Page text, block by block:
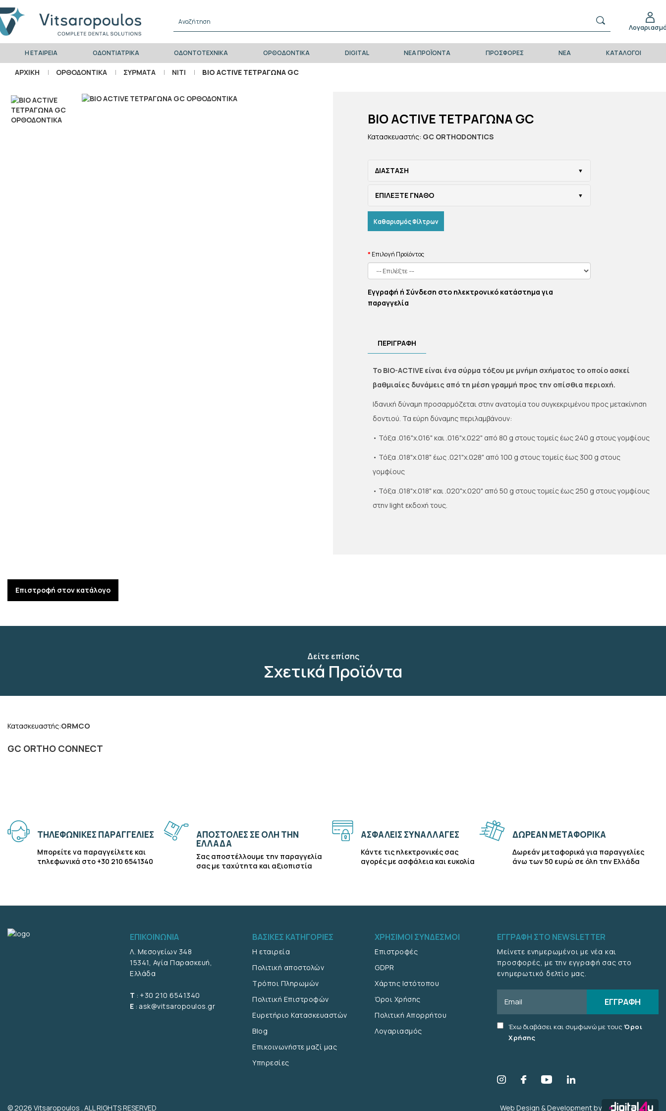
Η ΕΤΑΙΡΕΊΑ ΟΔΟΝΤΙΑΤΡΙΚΑ ΟΔΟΝΤΟΤΕΧΝΙΚΑ ΟΡΘΟΔΟΝΤΙΚΑ DIGITAL ΝΈΑ ΠΡΟΪΌΝΤΑ ΠΡΟΣΦΟΡΈΣ ΝΈΑ ΚΑΤΆΛΟΓΟΙ
ΑΡΧΙΚΉ ΟΡΘΟΔΟΝΤΙΚΑ ΣΥΡΜΑΤΑ NITI BIO ACTIVE ΤΕΤΡΑΓΩΝΑ GC
BIO ACTIVE ΤΕΤΡΑΓΩΝΑ GC
Κατασκευαστής: GC ORTHODONTICS
ΔΙΑΣΤΑΣΗ ▼
ΕΠΙΛΕΞΤΕ ΓΝΑΘΟ ▼
Καθαρισμός Φίλτρων
Επιλογή Προϊόντος
Εγγραφή ή Σύνδεση στο ηλεκτρονικό κατάστημα για
παραγγελία
ΠΕΡΙΓΡΑΦΉ
Το BIO-ACTIVE είναι ένα σύρμα τόξου με μνήμη σχήματος το οποίο ασκεί
βαθμιαίες δυνάμεις από τη μέση γραμμή προς την οπίσθια περιοχή.
Ιδανική δύναμη προσαρμόζεται στην ανατομία του συγκεκριμένου προς μετακίνηση
δοντιού. Τα εύρη δύναμης περιλαμβάνουν:
• Τόξα .016"x.016" και .016"x.022" από 80 g στους τομείς έως 240 g στους γομφίους
• Τόξα .018"x.018" έως .021"x.028" από 100 g στους τομείς έως 300 g στους
γομφίους
• Τόξα .018"x.018" και .020"x.020" από 50 g στους τομείς έως 250 g στους γομφίους
στην light εκδοχή τους.
Επιστροφή στον κατάλογο
Δείτε επίσης
Σχετικά Προϊόντα
GC ORTHO CONNECT
Κατασκευαστής:ORMCO
ΤΗΛΕΦΩΝΙΚΈΣ ΠΑΡΑΓΓΕΛΊΕΣ
Μπορείτε να παραγγείλετε και
τηλεφωνικά στο +30 210 6541340
ΑΠΟΣΤΟΛΈΣ ΣΕ ΌΛΗ ΤΗΝ
ΕΛΛΆΔΑ
Σας αποστέλλουμε την παραγγελία
σας με ταχύτητα και αξιοπιστία
ΑΣΦΑΛΕΊΣ ΣΥΝΑΛΛΑΓΈΣ
Κάντε τις ηλεκτρονικές σας
αγορές με ασφάλεια και ευκολία
ΔΩΡΕΆΝ ΜΕΤΑΦΟΡΙΚΆ
Δωρεάν μεταφορικά για παραγγελίες
άνω των 50 ευρώ σε όλη την Ελλάδα
ΕΠΙΚΟΙΝΩΝΊΑ
Λ. Μεσογείων 348
15341, Αγία Παρασκευή,
Ελλάδα
T : +30 210 6541340
E : ask@vitsaropoulos.gr
ΒΑΣΙΚΈΣ ΚΑΤΗΓΟΡΊΕΣ
Η εταιρεία
Πολιτική αποστολών
Τρόποι Πληρωμών
Πολιτική Επιστροφών
Ευρετήριο Κατασκευαστών
Blog
Επικοινωνήστε μαζί μας
Υπηρεσίες
ΧΡΉΣΙΜΟΙ ΣΎΝΔΕΣΜΟΙ
Επιστροφές
GDPR
Χάρτης Ιστότοπου
Όροι Χρήσης
Πολιτική Απορρήτου
Λογαριασμός
ΕΓΓΡΑΦΉ ΣΤΟ NEWSLETTER
Μείνετε ενημερωμένοι με νέα και
προσφορές, με την εγγραφή σας στο
ενημερωτικό δελτίο μας.
ΕΓΓΡΑΦΉ
Accept
terms
Έχω διαβάσει και συμφωνώ με τουςΌροι
Χρήσης
© 2026 Vitsaropoulos . ALL RIGHTS RESERVED Web Design & Development by